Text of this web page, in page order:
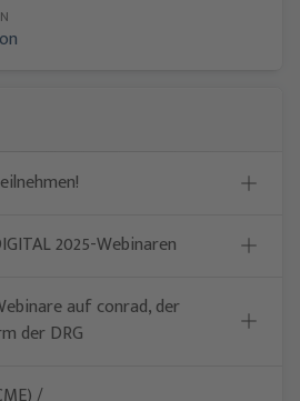
2025-Webinaren
auf conrad, der
der DRG